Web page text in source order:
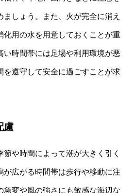
しょう。また、火が完全に消え
化用の水を用意しておくことが重
い時間帯には足場や利用環境が悪
を遵守して安全に過ごすことが求
慮
や時間によって潮が大きく引く
が広がる時間帯は歩行や移動に注
急変や風の強さにも敏感な海辺な